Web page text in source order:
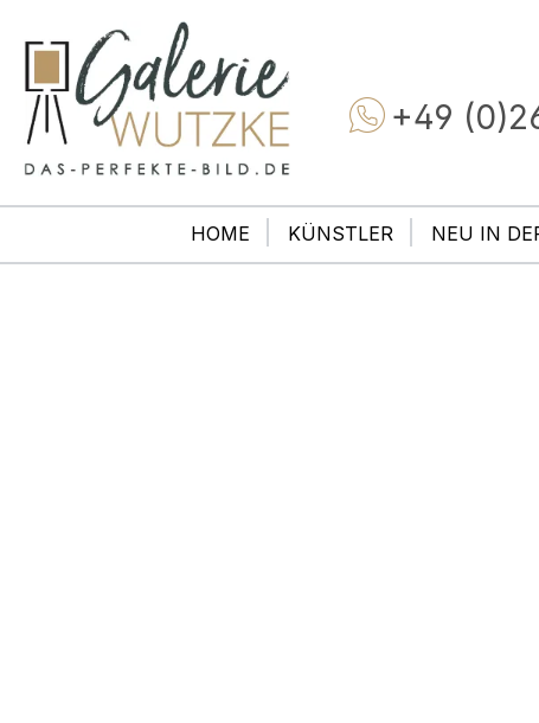
+49
HOME KÜNSTLER NEU IN